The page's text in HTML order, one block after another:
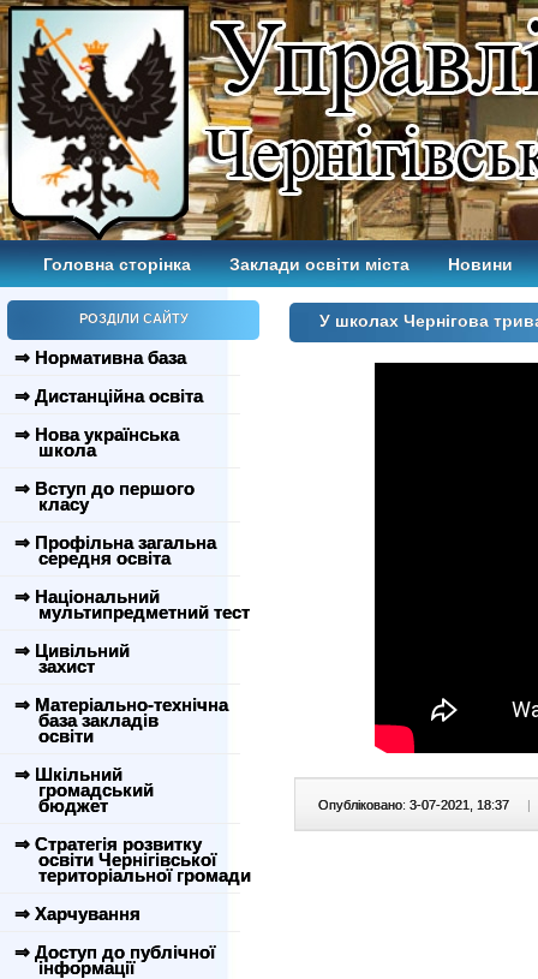
Головна сторінка Заклади освіти міста Новини
РОЗДІЛИ САЙТУ
⇒ Нормативна база
⇒ Дистанційна освіта
⇒ Нова українська
школа
⇒ Вступ до першого
класу
⇒ Профільна загальна
середня освіта
⇒ Національний
мультипредметний тест
⇒ Цивільний
захист
⇒ Матеріально-технічна
база закладів
освіти
⇒ Шкільний
громадський
бюджет
⇒ Стратегія розвитку
освіти Чернігівської
територіальної громади
⇒ Харчування
⇒ Доступ до публічної
інформації
У школах Чернігова
Опубліковано: 3-07-2021, 18:37 |